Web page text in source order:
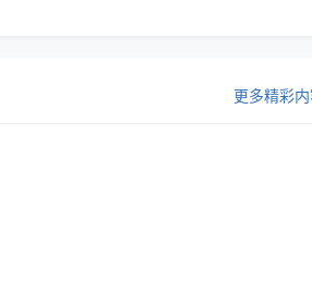
更多精彩